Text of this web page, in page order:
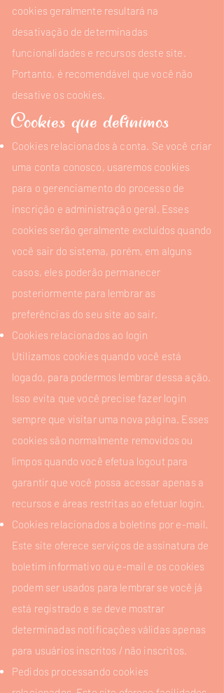
cookies geralmente resultará na
desativação de determinadas
funcionalidades e recursos deste site.
Portanto, é recomendável que você não
desative os cookies.
Cookies que definimos
Cookies relacionados à conta. Se você criar
uma conta conosco, usaremos cookies
para o gerenciamento do processo de
inscrição e administração geral. Esses
cookies serão geralmente excluídos quando
você sair do sistema, porém, em alguns
casos, eles poderão permanecer
posteriormente para lembrar as
preferências do seu site ao sair.
Cookies relacionados ao login
Utilizamos cookies quando você está
logado, para podermos lembrar dessa ação.
Isso evita que você precise fazer login
sempre que visitar uma nova página. Esses
cookies são normalmente removidos ou
limpos quando você efetua logout para
garantir que você possa acessar apenas a
recursos e áreas restritas ao efetuar login.
Cookies relacionados a boletins por e-mail.
Este site oferece serviços de assinatura de
boletim informativo ou e-mail e os cookies
podem ser usados ​​para lembrar se você já
está registrado e se deve mostrar
determinadas notificações válidas apenas
para usuários inscritos / não inscritos.
Pedidos processando cookies